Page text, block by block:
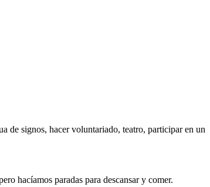
de signos, hacer voluntariado, teatro, participar en un
hacíamos paradas para descansar y comer.